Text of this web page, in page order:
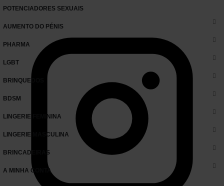
POTENCIADORES SEXUAIS
AUMENTO DO PÉNIS
PHARMA
LGBT
BRINQUEDOS
BDSM
LINGERIE FEMININA
LINGERIE MASCULINA
BRINCADEIRAS
A MINHA CONTA